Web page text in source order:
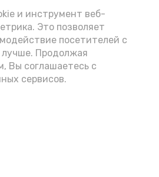
и инструмент веб-
Это позволяет
посетителей с
лучше. Продолжая
Вы соглашаетесь с
сервисов.
А24 в Вконтакте